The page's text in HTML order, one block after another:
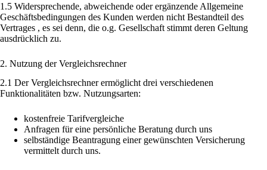
1.5 Widersprechende, abweichende oder ergänzende Allgemeine
Geschäftsbedingungen des Kunden werden nicht Bestandteil des
Vertrages , es sei denn, die o.g. Gesellschaft stimmt deren Geltung
ausdrücklich zu.
2. Nutzung der Vergleichsrechner
2.1 Der Vergleichsrechner ermöglicht drei verschiedenen
Funktionalitäten bzw. Nutzungsarten:
kostenfreie Tarifvergleiche
Anfragen für eine persönliche Beratung durch uns
selbständige Beantragung einer gewünschten Versicherung
vermittelt durch uns.